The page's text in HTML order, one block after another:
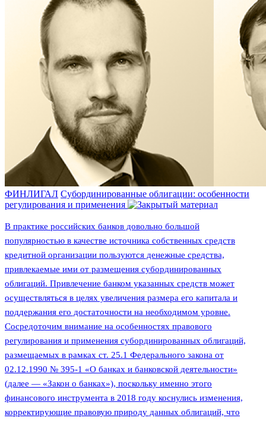
ФИНЛИГАЛ Cубординированные облигации: особенности
регулирования и применения
В практике российских банков довольно большой
популярностью в качестве источника собственных средств
кредитной организации пользуются денежные средства,
привлекаемые ими от размещения субординированных
облигаций. Привлечение банком указанных средств может
осуществляться в целях увеличения размера его капитала и
поддержания его достаточности на необходимом уровне.
Сосредоточим внимание на особенностях правового
регулирования и применения субординированных облигаций,
размещаемых в рамках ст. 25.1 Федерального закона от
02.12.1990 № 395-1 «О банках и банковской деятельности»
(далее — «Закон о банках»), поскольку именно этого
финансового инструмента в 2018 году коснулись изменения,
корректирующие правовую природу данных облигаций, что